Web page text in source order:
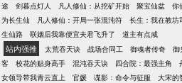
途
剑暮点灯人 凡人修仙：从挖矿开始 聚宝仙盆 你
为长生仙
凡人修仙：开局一张混沌符 长生：我在教坊
生仙路
联姻后我靠便宜夫君飞升了 道主有点咸
站内强推 太荒吞天诀 战场合同工 御魂者传奇 御
客
校花的贴身高手 混沌吞天诀 四合院：最强主角
女领导带我青云直上
官媛 谍影：命令与征服 大宋的